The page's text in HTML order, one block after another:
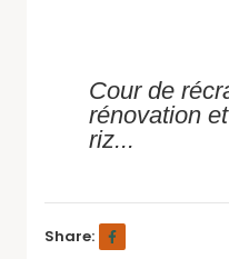
Cour de
rénovation
riz...
Share: